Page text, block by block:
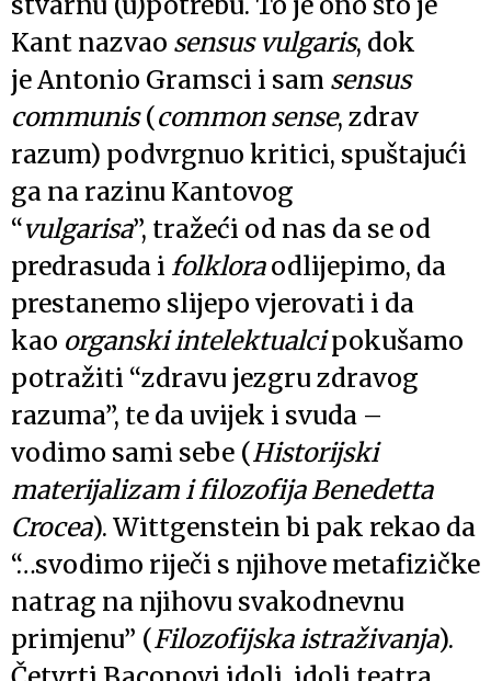
Kant nazvao sensus vulgaris, dok
je Antonio Gramsci i sam sensus
communis(common sense, zdrav
razum) podvrgnuo kritici, spuštajući
ga na razinu Kantovog
“vulgarisa”, tražeći od nas da se od
predrasuda i folkloraodlijepimo, da
prestanemo slijepo vjerovati i da
kao organski intelektualcipokušamo
potražiti “zdravu jezgru zdravog
razuma”, te da uvijek i svuda –
vodimo sami sebe (Historijski
materijalizam i filozofija Benedetta
Crocea). Wittgenstein bi pak rekao da
“…svodimo riječi s njihove metafizičke
natrag na njihovu svakodnevnu
primjenu” (Filozofijska istraživanja).